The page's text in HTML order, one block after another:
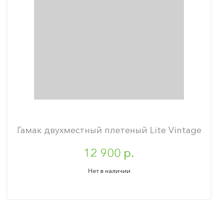
Гамак двухместный плетеный Lite Vintage
12 900 р.
Нет в наличии